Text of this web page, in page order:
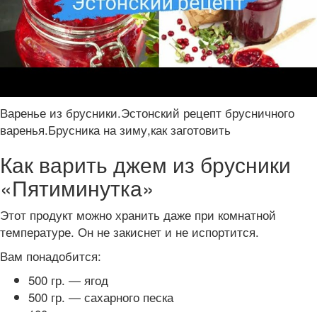
Варенье из брусники.Эстонский рецепт брусничного
варенья.Брусника на зиму,как заготовить
Как варить джем из брусники
«Пятиминутка»
Этот продукт можно хранить даже при комнатной
температуре. Он не закиснет и не испортится.
Вам понадобится:
500 гр. — ягод
500 гр. — сахарного песка